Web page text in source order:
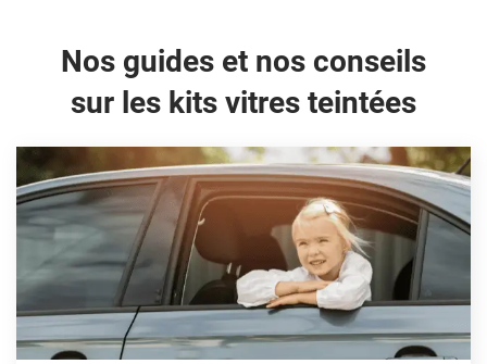
Skoda
Tesla
Toyota
Volkswagen
Alfa Romeo
Nos guides et nos conseils
sur les kits vitres teintées